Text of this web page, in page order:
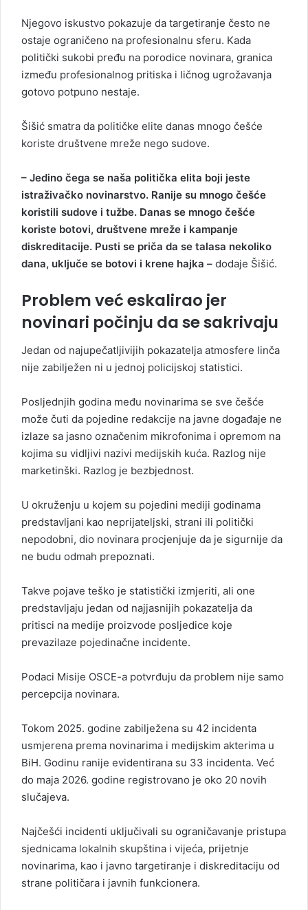
Njegovo iskustvo pokazuje da targetiranje često ne
ostaje ograničeno na profesionalnu sferu. Kada
politički sukobi pređu na porodice novinara, granica
između profesionalnog pritiska i ličnog ugrožavanja
gotovo potpuno nestaje.
Šišić smatra da političke elite danas mnogo češće
koriste društvene mreže nego sudove.
– Jedino čega se naša politička elita boji jeste
istraživačko novinarstvo. Ranije su mnogo češće
koristili sudove i tužbe. Danas se mnogo češće
koriste botovi, društvene mreže i kampanje
diskreditacije. Pusti se priča da se talasa nekoliko
dana, uključe se botovi i krene hajka – dodaje Šišić.
Problem već eskalirao jer
novinari počinju da se sakrivaju
Jedan od najupečatljivijih pokazatelja atmosfere linča
nije zabilježen ni u jednoj policijskoj statistici.
Posljednjih godina među novinarima se sve češće
može čuti da pojedine redakcije na javne događaje ne
izlaze sa jasno označenim mikrofonima i opremom na
kojima su vidljivi nazivi medijskih kuća. Razlog nije
marketinški. Razlog je bezbjednost.
U okruženju u kojem su pojedini mediji godinama
predstavljani kao neprijateljski, strani ili politički
nepodobni, dio novinara procjenjuje da je sigurnije da
ne budu odmah prepoznati.
Takve pojave teško je statistički izmjeriti, ali one
predstavljaju jedan od najjasnijih pokazatelja da
pritisci na medije proizvode posljedice koje
prevazilaze pojedinačne incidente.
Podaci Misije OSCE-a potvrđuju da problem nije samo
percepcija novinara.
Tokom 2025. godine zabilježena su 42 incidenta
usmjerena prema novinarima i medijskim akterima u
BiH. Godinu ranije evidentirana su 33 incidenta. Već
do maja 2026. godine registrovano je oko 20 novih
slučajeva.
Najčešći incidenti uključivali su ograničavanje pristupa
sjednicama lokalnih skupština i vijeća, prijetnje
novinarima, kao i javno targetiranje i diskreditaciju od
strane političara i javnih funkcionera.